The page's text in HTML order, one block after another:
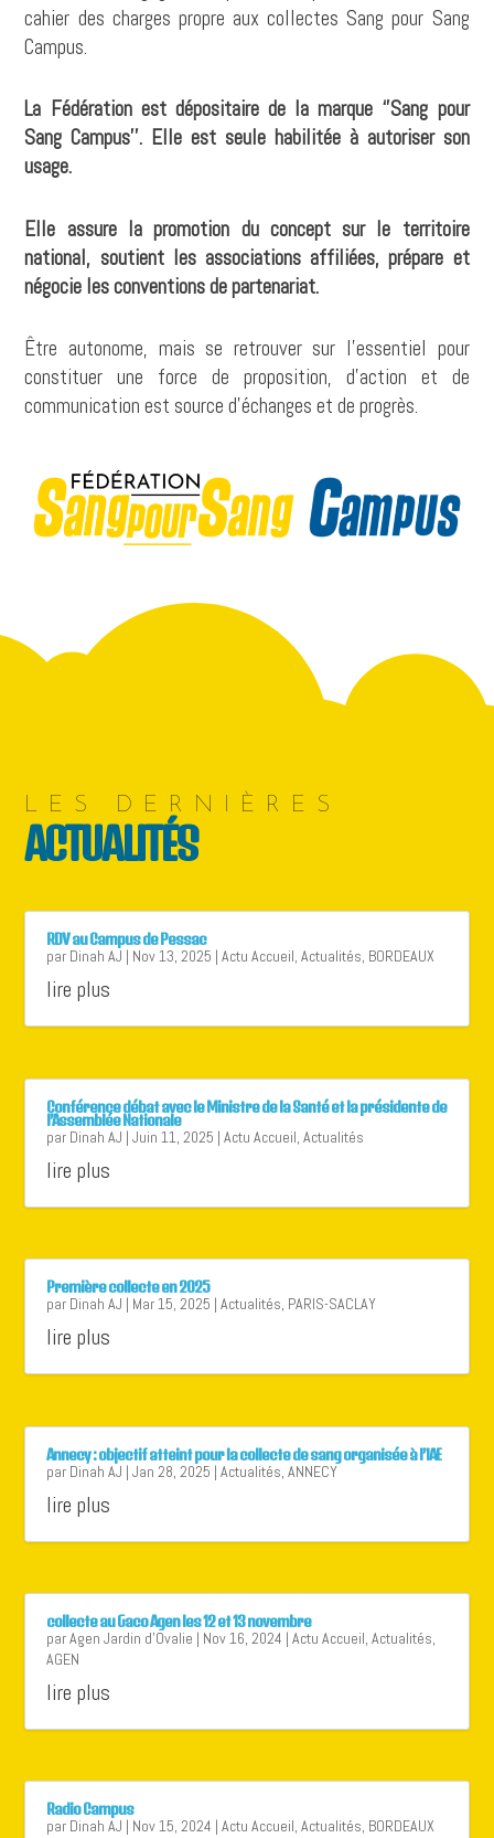
cahier des charges propre aux collectes Sang pour Sang
Campus.
La Fédération est dépositaire de la marque ‘’Sang pour
Sang Campus’’. Elle est seule habilitée à autoriser son
usage.
Elle assure la promotion du concept sur le territoire
national, soutient les associations affiliées, prépare et
négocie les conventions de partenariat.
Être autonome, mais se retrouver sur l’essentiel pour
constituer une force de proposition, d’action et de
communication est source d’échanges et de progrès.
LES DERNIÈRES
ACTUALITÉS
RDV au Campus de Pessac
par Dinah AJ | Nov 13, 2025 |Actu Accueil,Actualités, BORDEAUX
lire plus
Conférence débat avec le Ministre de la Santé et la présidente de
l’Assemblée Nationale
par Dinah AJ |Juin 11, 2025 |Actu Accueil,Actualités
lire plus
Première collecte en 2025
par Dinah AJ | Mar 15, 2025 |Actualités, PARIS-SACLAY
lire plus
Annecy : objectif atteint pour la collecte de sang organisée à l’IAE
par Dinah AJ |Jan 28, 2025 |Actualités ,ANNECY
lire plus
collecte au Gaco Agen les 12 et 13 novembre
parAgen Jardin d'Ovalie | Nov 16, 2024 |Actu Accueil,Actualités,
AGEN
lire plus
Radio Campus
par Dinah AJ | Nov 15, 2024 |Actu Accueil,Actualités, BORDEAUX